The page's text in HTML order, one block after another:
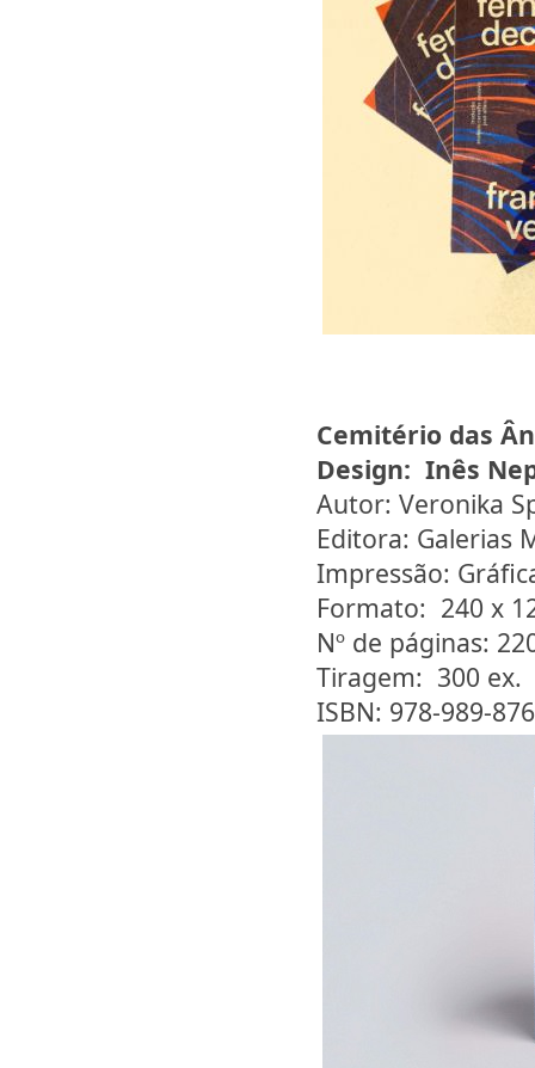
Cemitério das
Design: Inês
Autor: Veronika
Editora: Galerias
Impressão:
Formato: 240 x
Nº de páginas:
Tiragem: 300 ex.
ISBN: 978-989-